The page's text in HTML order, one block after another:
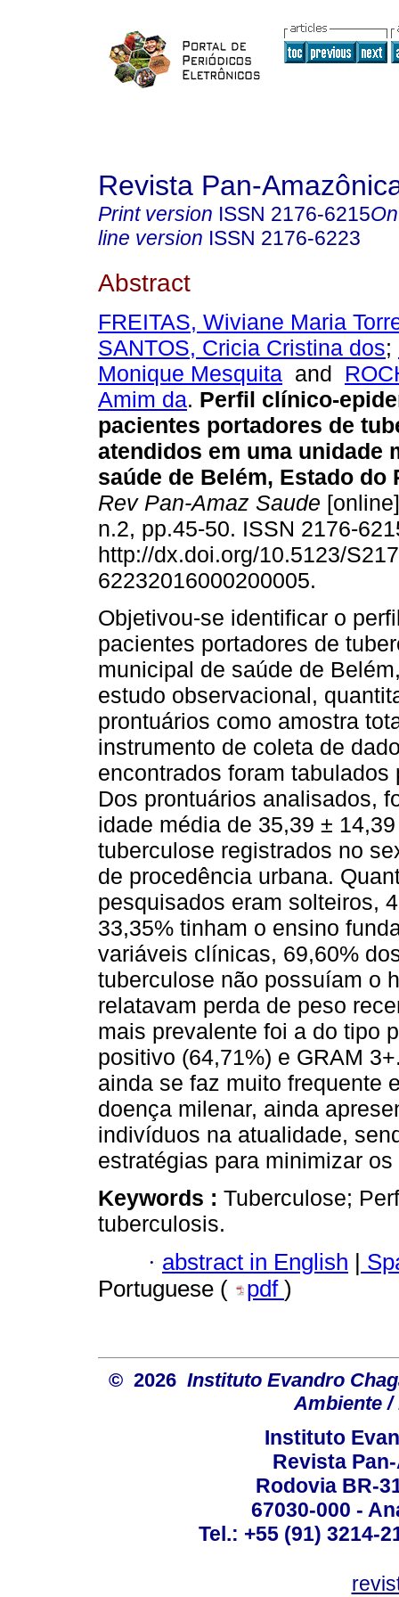
Revista Pan-
Print version ISSN 2176-6215
line version ISSN 2176-6223
Abstract
FREITAS, Wiviane Maria
SANTOS, Cricia Cristina dos;
Monique Mesquita and
Amim da. Perfil clínico-
pacientes portadores de
atendidos em uma unidade
saúde de Belém, Estado do
Rev Pan-Amaz Saude
n.2, pp.45-50. ISSN 2176-
http://dx.doi.org/10.5123/
62232016000200005.
Objetivou-se identificar o
pacientes portadores de
municipal de saúde de
estudo observacional,
prontuários como amostra
instrumento de coleta de
encontrados foram
Dos prontuários analisados,
idade média de 35,39 ±
tuberculose registrados no
de procedência urbana.
pesquisados eram solteiros,
33,35% tinham o ensino
variáveis clínicas, 69,60%
tuberculose não possuíam o
relatavam perda de peso
mais prevalente foi a do tipo
positivo (64,71%) e GRAM
ainda se faz muito frequente
doença milenar, ainda
indivíduos na atualidade,
estratégias para minimizar
Keywords : Tuberculose;
tuberculosis.
· abstract in English |
Portuguese (
pdf )
© 2026 Instituto Evandro
Ambiente /
Instituto
Revista
Rodovia BR-
67030-000 -
Tel.: +55 (91) 3214-